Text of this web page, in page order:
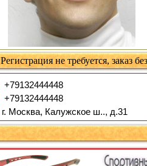
Регистрация не требуется, заказ
+79132444448
+79132444448
г. Москва, Калужское ш.., д.31